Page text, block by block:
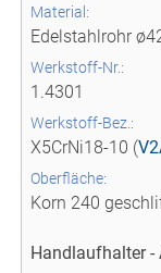
Material:
Edelstahlrohr
Werkstoff-Nr.:
1.4301
Werkstoff-Bez.:
X5CrNi18-10 (
Oberfläche:
Korn 240
Handlaufhalter -